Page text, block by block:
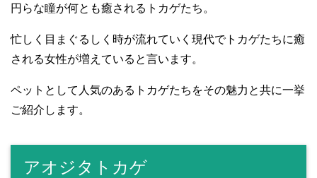
円らな瞳が何とも癒されるトカゲたち。
忙しく目まぐるしく時が流れていく現代でトカゲたちに癒
される女性が増えていると言います。
ペットとして人気のあるトカゲたちをその魅力と共に一挙
ご紹介します。
アオジタトカゲ